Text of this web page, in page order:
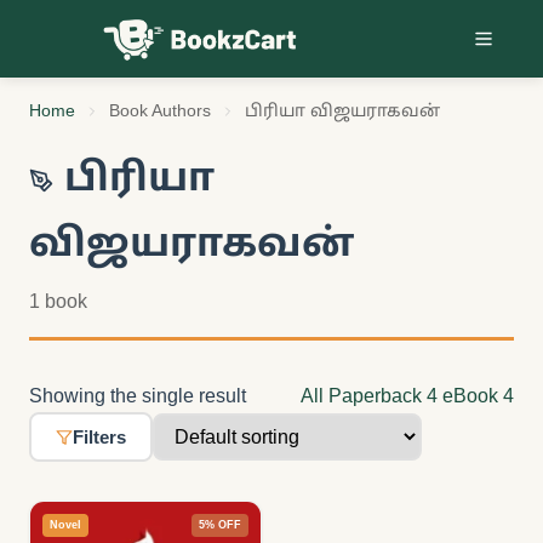
Skip to content
Home Book Authors பிரியா விஜயராகவன்
பிரியா
விஜயராகவன்
1 book
Showing the single result All Paperback 4 eBook 4
Filters
Novel 5% OFF